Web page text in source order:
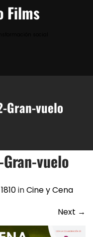
Films
Gran-vuelo
vuelo
inCine y Cena
Next →